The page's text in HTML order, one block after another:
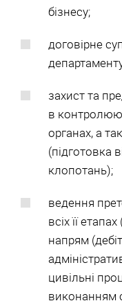
бізнесу;
договірне
захист та
в
органах, а
(підготовка
клопотань);
ведення
всіх її
напрям
цивільні
виконанням